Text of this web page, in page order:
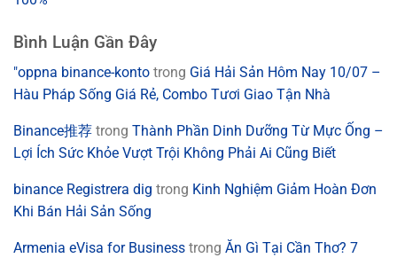
Bình Luận Gần Đây
"oppna binance-konto trong Giá Hải Sản Hôm Nay 10/07 –
Hàu Pháp Sống Giá Rẻ, Combo Tươi Giao Tận Nhà
Binance推荐 trong Thành Phần Dinh Dưỡng Từ Mực Ống –
Lợi Ích Sức Khỏe Vượt Trội Không Phải Ai Cũng Biết
binance Registrera dig trong Kinh Nghiệm Giảm Hoàn Đơn
Khi Bán Hải Sản Sống
Armenia eVisa for Business trong Ăn Gì Tại Cần Thơ? 7